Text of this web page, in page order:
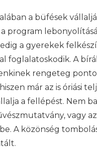
a büfések
program
a gyerekek
foglalatoskodik. A
rengeteg
már az is óriási
a fellépést. Nem
vagy
A közönség